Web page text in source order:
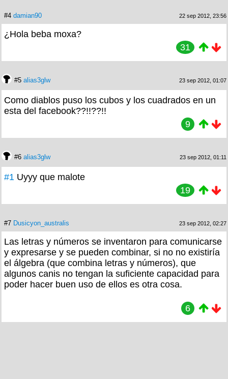
#4 damian90 22 sep 2012, 23:56
¿Hola beba moxa?
31
#5 alias3glw 23 sep 2012, 01:07
Como diablos puso los cubos y los cuadrados en un
esta del facebook??!!??!!
9
#6 alias3glw 23 sep 2012, 01:11
#1 Uyyy que malote
19
#7 Dusicyon_australis 23 sep 2012, 02:27
Las letras y números se inventaron para comunicarse
y expresarse y se pueden combinar, si no no existiría
el álgebra (que combina letras y números), que
algunos canis no tengan la suficiente capacidad para
poder hacer buen uso de ellos es otra cosa.
6